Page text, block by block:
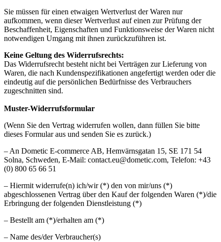
Sie müssen für einen etwaigen Wertverlust der Waren nur
aufkommen, wenn dieser Wertverlust auf einen zur Prüfung der
Beschaffenheit, Eigenschaften und Funktionsweise der Waren nicht
notwendigen Umgang mit ihnen zurückzuführen ist.
Keine Geltung des Widerrufsrechts:
Das Widerrufsrecht besteht nicht bei Verträgen zur Lieferung von
Waren, die nach Kundenspezifikationen angefertigt werden oder die
eindeutig auf die persönlichen Bedürfnisse des Verbrauchers
zugeschnitten sind.
Muster-Widerrufsformular
(Wenn Sie den Vertrag widerrufen wollen, dann füllen Sie bitte
dieses Formular aus und senden Sie es zurück.)
– An Dometic E-commerce AB, Hemvärnsgatan 15, SE 171 54
Solna, Schweden, E-Mail: contact.eu@dometic.com, Telefon: +43
(0) 800 65 66 51
– Hiermit widerrufe(n) ich/wir (*) den von mir/uns (*)
abgeschlossenen Vertrag über den Kauf der folgenden Waren (*)/die
Erbringung der folgenden Dienstleistung (*)
– Bestellt am (*)/erhalten am (*)
– Name des/der Verbraucher(s)